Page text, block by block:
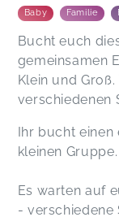
Es war eine
Baby Familie
Bucht euch
gemeinsamen
Klein und
verschiedenen
Ihr bucht
kleinen Gruppe.
Es warten auf
- verschiedene